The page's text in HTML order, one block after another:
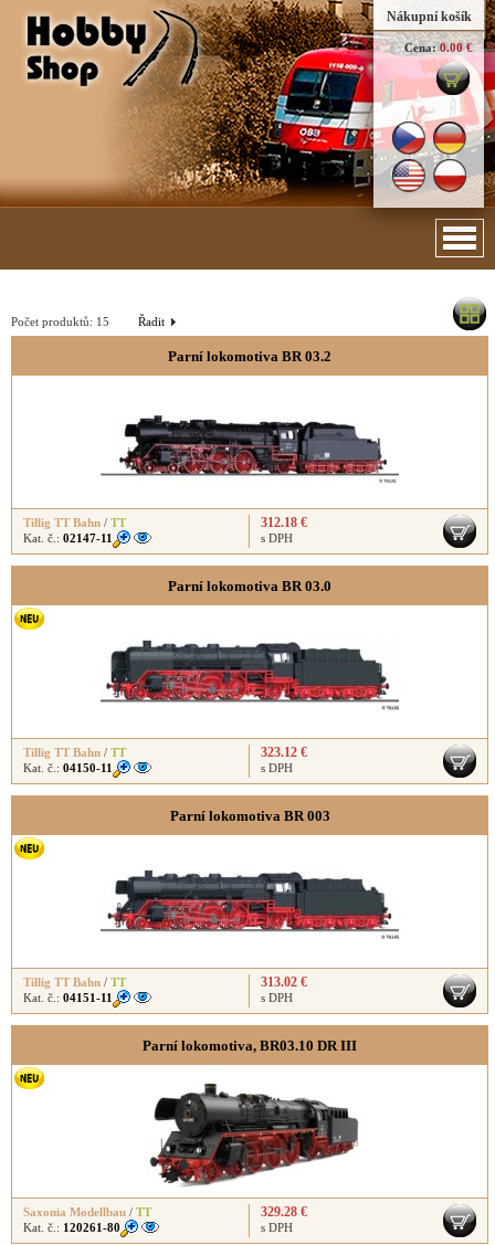
Nákupní košík
Cena: 0.00 €
Řadit
Počet produktů: 15
Parní lokomotiva BR 03.2
Tillig TT Bahn / TT
Kat. č.: 02147-11
312.18 €
s DPH
Parní lokomotiva BR 03.0
Tillig TT Bahn / TT
Kat. č.: 04150-11
323.12 €
s DPH
Parní lokomotiva BR 003
Tillig TT Bahn / TT
Kat. č.: 04151-11
313.02 €
s DPH
Parní lokomotiva, BR03.10 DR III
Saxonia Modellbau / TT
Kat. č.: 120261-80
329.28 €
s DPH